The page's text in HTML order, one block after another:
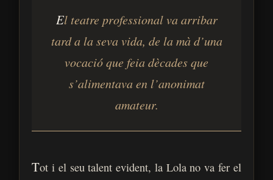
El teatre professional va arribar
tard a la seva vida, de la mà d’una
vocació que feia dècades que
s’alimentava en l’anonimat
amateur.
Tot i el seu talent evident, la Lola no va fer el